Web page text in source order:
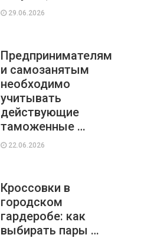
29.06.2026
Предпринимателям
и самозанятым
необходимо
учитывать
действующие
таможенные …
22.06.2026
Кроссовки в
городском
гардеробе: как
выбирать пары …